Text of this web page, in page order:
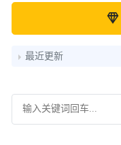
最近更新